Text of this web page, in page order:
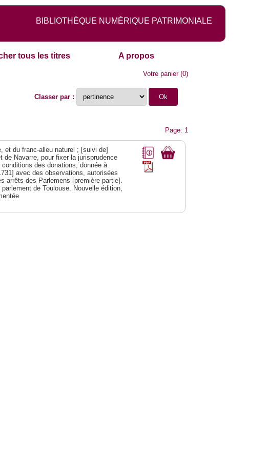
BIBLIOTHÈQUE NUMÉRIQUE PATRIMONIALE
tous les titres A propos
Votre panier(0)
Classer par :
Page: 1
et du franc-alleu naturel ; [suivi de]
de Navarre, pour fixer la jurisprudence
des donations, donnée à
avec des observations, autorisées
arrêts des Parlemens [première partie].
de Toulouse. Nouvelle édition,